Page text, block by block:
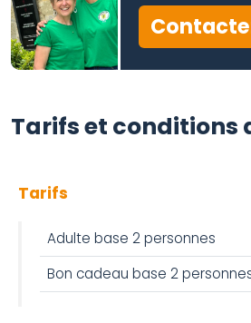
Tarifs et conditions
Tarifs
Adulte base 2 personnes
Bon cadeau base 2